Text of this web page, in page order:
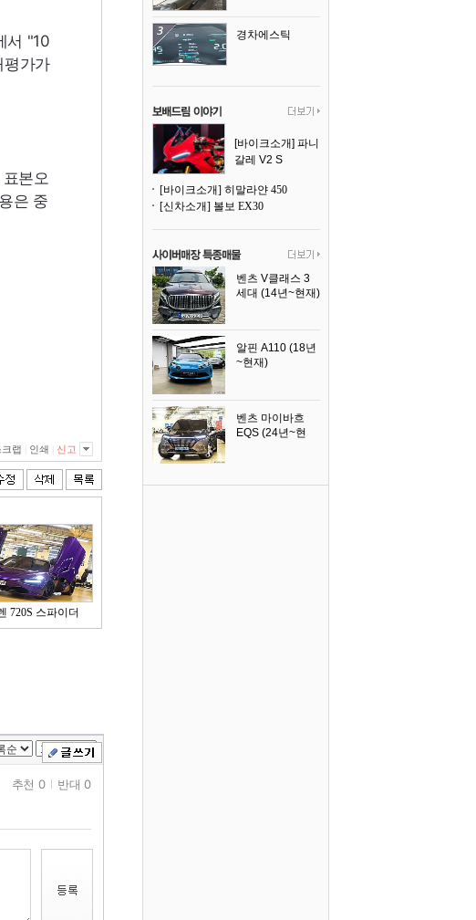
서 "10
평가가
본오
은 중
크랩 인쇄 신고
720S 스파이더
추천 0 반대 0
경차에스틱
[바이크소개] 파니
갈레 V2 S
[바이크소개] 히말라얀 450
[신차소개] 볼보 EX30
벤츠 V클래스 3
세대 (14년~현재)
알핀 A110 (18년
~현재)
벤츠 마이바흐
EQS (24년~현